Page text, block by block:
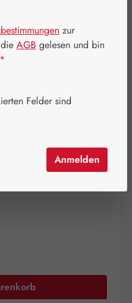
den gewünschten
zur
AGB gelesen und bin
*
Felder sind
Anmelden